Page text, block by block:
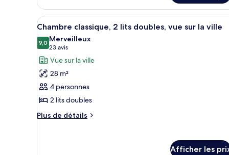
très
grand
lit,
vue
sur
la
ville
classique,
très
lit,
vue
sur
la
ville
Afficher
toutes
les
photos
pour
ce
type
de
chambre :
Une chambre d’hôtel avec
8
Chambre classique, 2 lits doubles, vue sur la ville
9,09,0 sur 10
Merveilleux
23 avis
(23 avis)
Vue sur la ville
28 m²
4 personnes
2 lits doubles
Plus de détails
Plus
Afficher les